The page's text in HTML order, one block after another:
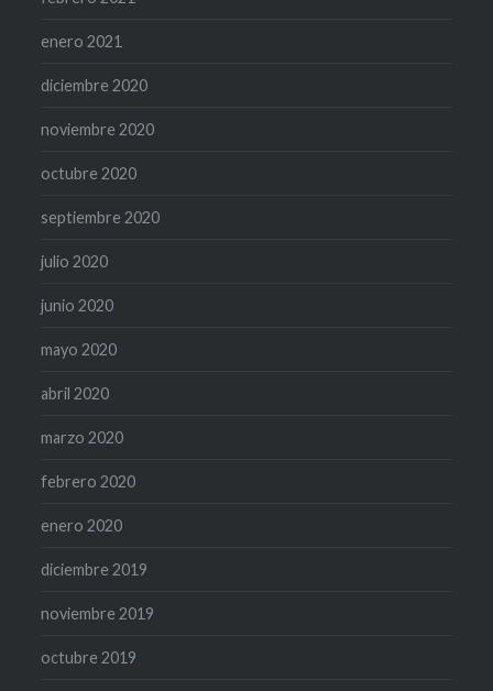
enero 2021
diciembre 2020
noviembre 2020
octubre 2020
septiembre 2020
julio 2020
junio 2020
mayo 2020
abril 2020
marzo 2020
febrero 2020
enero 2020
diciembre 2019
noviembre 2019
octubre 2019